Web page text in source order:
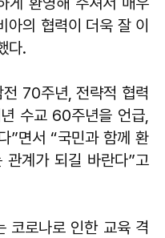
아의 협력이 더욱 잘 이
다.
70주년, 전략적 협력
수교 60주년을 언급,
”면서 “국민과 함께 환
관계가 되길 바란다”고
코로나로 인한 교육 격